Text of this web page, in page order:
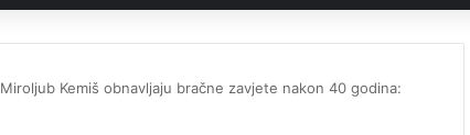
Kemiš obnavljaju bračne zavjete nakon 40 godina: